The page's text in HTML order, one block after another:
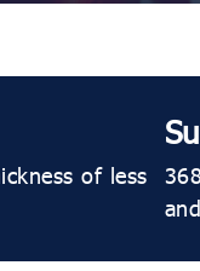
of less